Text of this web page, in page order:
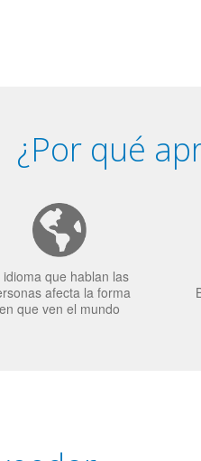
¿Por qué
idioma que hablan las
afecta la forma
en que ven el mundo